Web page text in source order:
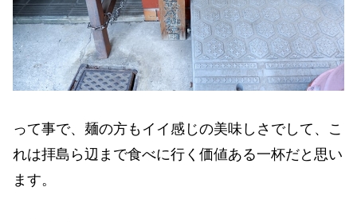
って事で、麺の方もイイ感じの美味しさでして、こ
れは拝島ら辺まで食べに行く価値ある一杯だと思い
ます。